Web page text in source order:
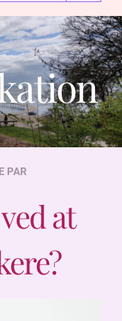
PAR
at